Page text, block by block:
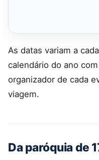
As datas variam a
calendário do ano
organizador de cada
viagem.
Da paróquia de